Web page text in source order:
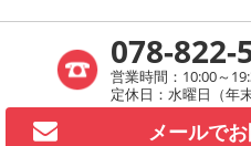
078-822-
営業時間：10:00～
定休日：水曜日（年
メールで